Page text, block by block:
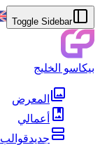
Toggle Sidebar
بيكاسو الخليج
المعرض
أعمالي
جديدقوالب